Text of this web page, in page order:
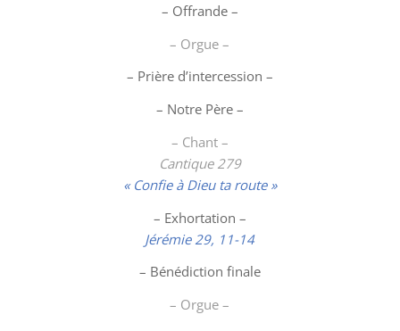
– Offrande –
– Orgue –
– Prière d’intercession –
– Notre Père –
– Chant –
Cantique 279
« Confie à Dieu ta route »
– Exhortation –
Jérémie 29, 11-14
– Bénédiction finale
– Orgue –